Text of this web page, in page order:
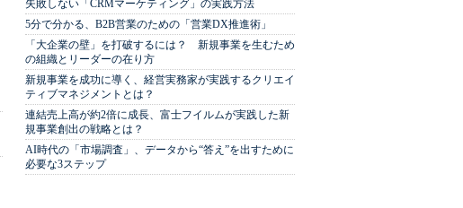
失敗しない「CRMマーケティング」の実践方法
5分で分かる、B2B営業のための「営業DX推進術」
「大企業の壁」を打破するには？ 新規事業を生むため
の組織とリーダーの在り方
新規事業を成功に導く、経営実務家が実践するクリエイ
ティブマネジメントとは？
連結売上高が約2倍に成長、富士フイルムが実践した新
規事業創出の戦略とは？
AI時代の「市場調査」、データから“答え”を出すために
必要な3ステップ